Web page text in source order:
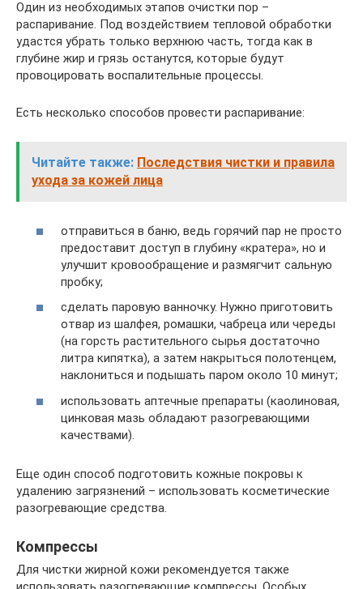
Один из необходимых этапов очистки пор –
распаривание. Под воздействием тепловой обработки
удастся убрать только верхнюю часть, тогда как в
глубине жир и грязь останутся, которые будут
провоцировать воспалительные процессы.
Есть несколько способов провести распаривание:
Читайте также: Последствия чистки и правила
ухода за кожей лица
отправиться в баню, ведь горячий пар не просто
предоставит доступ в глубину «кратера», но и
улучшит кровообращение и размягчит сальную
пробку;
сделать паровую ванночку. Нужно приготовить
отвар из шалфея, ромашки, чабреца или череды
(на горсть растительного сырья достаточно
литра кипятка), а затем накрыться полотенцем,
наклониться и подышать паром около 10 минут;
использовать аптечные препараты (каолиновая,
цинковая мазь обладают разогревающими
качествами).
Еще один способ подготовить кожные покровы к
удалению загрязнений – использовать косметические
разогревающие средства.
Компрессы
Для чистки жирной кожи рекомендуется также